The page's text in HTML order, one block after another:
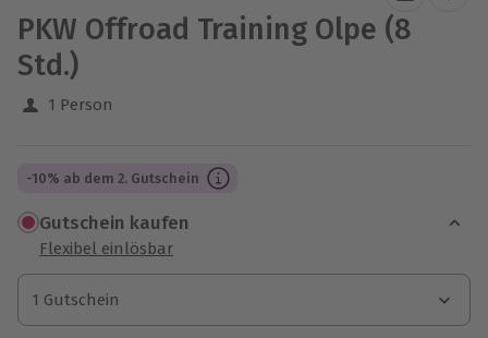
PKW Offroad Training Olpe (8
Std.)
1 Person
-10% ab dem 2. Gutschein
Gutschein kaufen
Flexibel einlösbar
1 Gutschein
1 Gutschein
1 Gutschein